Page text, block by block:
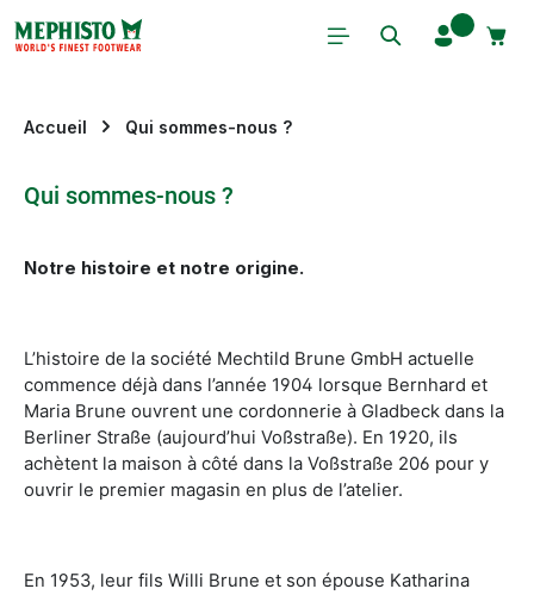
Passer au contenu principal
Accueil Qui sommes-nous ?
Qui sommes-nous ?
Notre histoire et notre origine.
L’histoire de la société Mechtild Brune GmbH actuelle
commence déjà dans l’année 1904 lorsque Bernhard et
Maria Brune ouvrent une cordonnerie à Gladbeck dans la
Berliner Straße (aujourd’hui Voßstraße). En 1920, ils
achètent la maison à côté dans la Voßstraße 206 pour y
ouvrir le premier magasin en plus de l’atelier.
En 1953, leur fils Willi Brune et son épouse Katharina